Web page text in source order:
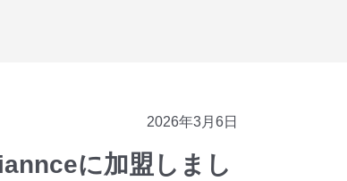
2026年3月6日
に加盟しまし